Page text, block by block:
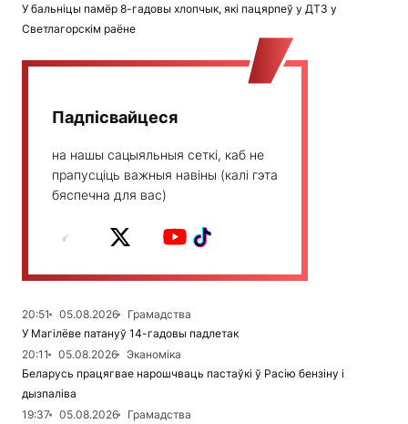
У бальніцы памёр 8-гадовы хлопчык, які пацярпеў у ДТЗ у
Светлагорскім раёне
Падпісвайцеся
на нашы сацыяльныя сеткі, каб не
прапусціць важныя навіны (калі гэта
бяспечна для вас)
20:51 05.08.2026
Грамадства
У Магілёве патануў 14-гадовы падлетак
20:11
05.08.2026
Эканоміка
Беларусь працягвае нарошчваць пастаўкі ў Расію бензіну і
дызпаліва
19:37
05.08.2026
Грамадства